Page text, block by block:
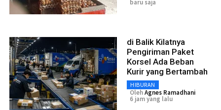
baru saja
di Balik Kilatnya
Pengiriman Paket
Korsel Ada Beban
Kurir yang Bertambah
HIBURAN
OlehAgnes Ramadhani
6 jam yang lalu